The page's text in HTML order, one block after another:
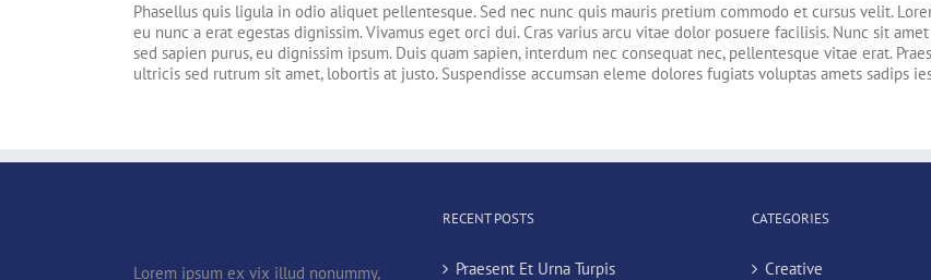
Phasellus quis ligula in odio aliquet pellentesque. Sed nec nunc quis mauris pretium commodo et cursus velit.
eu nunc a erat egestas dignissim. Vivamus eget orci dui. Cras varius arcu vitae dolor posuere facilisis. Nunc sit
sed sapien purus, eu dignissim ipsum. Duis quam sapien, interdum nec consequat nec, pellentesque vitae erat.
ultricis sed rutrum sit amet, lobortis at justo. Suspendisse accumsan eleme dolores fugiats voluptas amets sadips
Lorem ipsum ex vix illud nonummy,
RECENT POSTS
Praesent Et Urna Turpis
CATEGORIES
Creative